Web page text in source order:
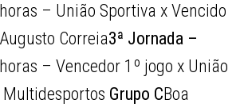
– União Sportiva x Vencido
Correia3ª Jornada –
– Vencedor 1º jogo x União
Grupo CBoa